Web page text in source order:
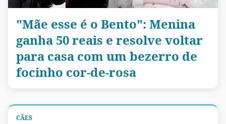
"Mãe esse é o Bento": Menina
ganha 50 reais e resolve voltar
para casa com um bezerro de
focinho cor-de-rosa
CÃES